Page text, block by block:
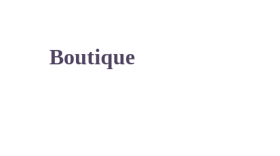
Boutique